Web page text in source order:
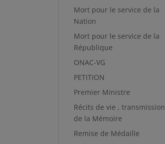
Mort pour le service de la
Nation
Mort pour le service de la
République
ONAC-VG
PETITION
Premier Ministre
Récits de vie , transmission
de la Mémoire
Remise de Médaille